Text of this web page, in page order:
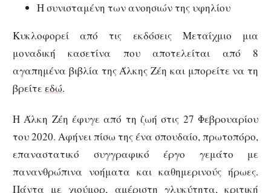
Η συνισταμένη των ανοησιών της υφηλίου
Κυκλοφορεί από τις εκδόσεις Μεταίχμιο μια
μοναδική κασετίνα που αποτελείται από 8
αγαπημένα βιβλία της Άλκης Ζέη και μπορείτε να τη
βρείτεεδώ.
Η Άλκη Ζέη έφυγε από τη ζωή στις 27 Φεβρουαρίου
του 2020. Αφήνει πίσω της ένα σπουδαίο, πρωτοπόρο,
επαναστατικό συγγραφικό έργο γεμάτο με
πανανθρώπινα νοήματα και καθημερινούς ήρωες.
Πάντα με χιούμορ, αμέριστη γλυκύτητα, κριτική